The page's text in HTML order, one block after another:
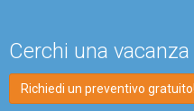
Cerchi una
Richiedi un preventivo gratuito!